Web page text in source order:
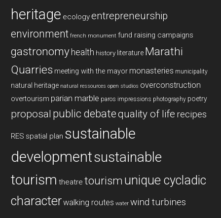
heritage ecologyentrepreneurship
environment french monument fund raising campaigns
gastronomy health history literature Marathi
Quarries meeting with the mayor monasteries municipality
natural heritage natural ressources open studios overconstruction
overtourism parian marble paros impressions photography poetry
proposal public debatequality of life recipes
RES spatial plan sustainable
developmentsustainable
tourism theatre tourism unique cycladic
characterwalking routes water wind turbines